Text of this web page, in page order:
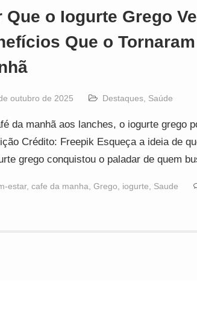
Que o Iogurte Grego
Que o
outubro de 2025 Destaques Saúde
da manhã aos lanches, o iogurte grego
Crédito: Freepik Esqueça a ideia de
grego conquistou o paladar de quem
estar, cafe da manha Grego iogurte Saude